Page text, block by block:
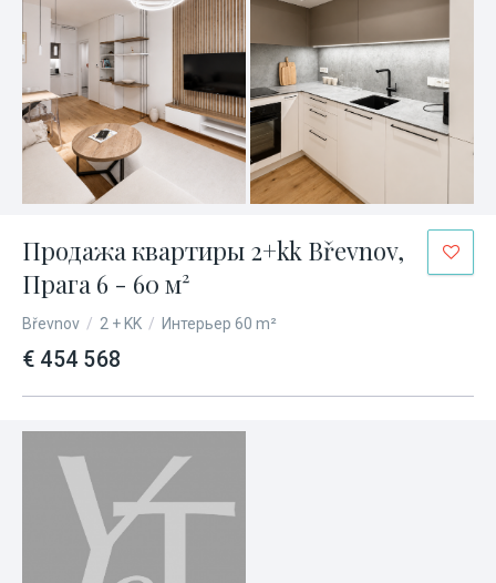
Продажа квартиры 2+kk Břevnov,
Прага 6 - 60 м²
Břevnov / 2 + KK / Интерьер 60 m²
€ 454 568